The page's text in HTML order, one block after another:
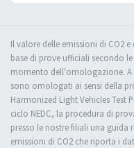
Il valore delle emissioni di CO2
base di prove ufficiali secondo
momento dell'omologazione. A
sono omologati ai sensi della
Harmonized Light Vehicles Test
ciclo NEDC, la procedura di
presso le nostre filiali una guida
emissioni di CO2 che riporta i